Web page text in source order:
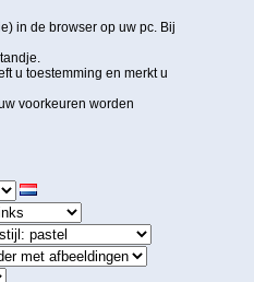
in de browser op uw pc. Bij
u toestemming en merkt u
voorkeuren worden